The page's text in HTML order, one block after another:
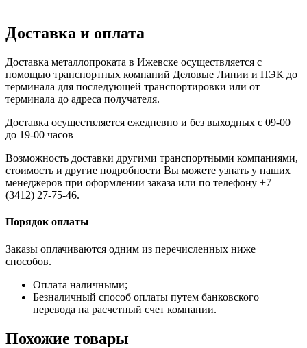
Доставка и оплата
Доставка металлопроката в Ижевске осуществляется с
помощью транспортных компаний Деловые Линии и ПЭК до
терминала для последующей транспортировки или от
терминала до адреса получателя.
Доставка осуществляется ежедневно и без выходных с 09-00
до 19-00 часов
Возможность доставки другими транспортными компаниями,
стоимость и другие подробности Вы можете узнать у наших
менеджеров при оформлении заказа или по телефону +7
(3412) 27-75-46.
Порядок оплаты
Заказы оплачиваются одним из перечисленных ниже
способов.
Оплата наличными;
Безналичный способ оплаты путем банковского
перевода на расчетный счет компании.
Похожие товары